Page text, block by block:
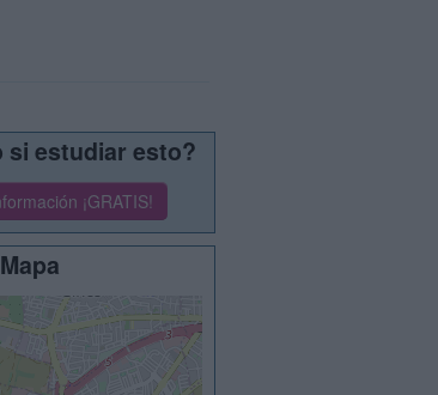
si estudiar esto?
¡GRATIS!
Mapa